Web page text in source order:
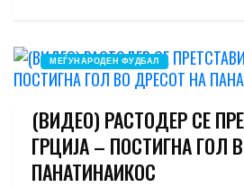
МЕЃУНАРОДЕН ФУДБАЛ
(ВИДЕО) РАСТОДЕР СЕ
ГРЦИЈА – ПОСТИГНА ГОЛ
ПАНАТИНАИКОС